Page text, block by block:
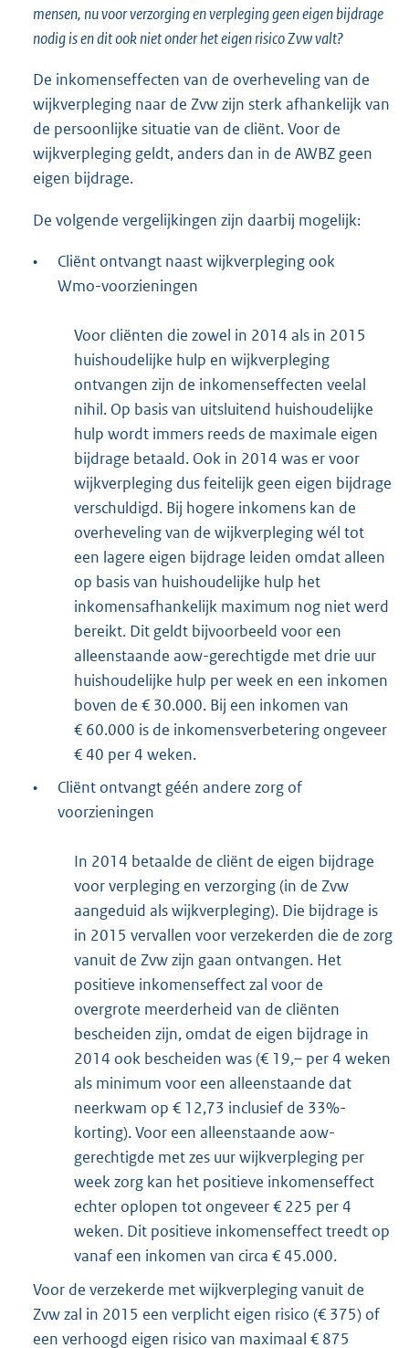
mensen, nu voor verzorging en verpleging geen eigen bijdrage
nodig is en dit ook niet onder het eigen risico Zvw valt?
De inkomenseffecten van de overheveling van de
wijkverpleging naar de Zvw zijn sterk afhankelijk van
de persoonlijke situatie van de cliënt. Voor de
wijkverpleging geldt, anders dan in de AWBZ geen
eigen bijdrage.
De volgende vergelijkingen zijn daarbij mogelijk:
•
Cliënt ontvangt naast wijkverpleging ook
Wmo-voorzieningen
Voor cliënten die zowel in 2014 als in 2015
huishoudelijke hulp en wijkverpleging
ontvangen zijn de inkomenseffecten veelal
nihil. Op basis van uitsluitend huishoudelijke
hulp wordt immers reeds de maximale eigen
bijdrage betaald. Ook in 2014 was er voor
wijkverpleging dus feitelijk geen eigen bijdrage
verschuldigd. Bij hogere inkomens kan de
overheveling van de wijkverpleging wél tot
een lagere eigen bijdrage leiden omdat alleen
op basis van huishoudelijke hulp het
inkomensafhankelijk maximum nog niet werd
bereikt. Dit geldt bijvoorbeeld voor een
alleenstaande aow-gerechtigde met drie uur
huishoudelijke hulp per week en een inkomen
boven de € 30.000. Bij een inkomen van
€ 60.000 is de inkomensverbetering ongeveer
€ 40 per 4 weken.
•
Cliënt ontvangt géén andere zorg of
voorzieningen
In 2014 betaalde de cliënt de eigen bijdrage
voor verpleging en verzorging (in de Zvw
aangeduid als wijkverpleging). Die bijdrage is
in 2015 vervallen voor verzekerden die de zorg
vanuit de Zvw zijn gaan ontvangen. Het
positieve inkomenseffect zal voor de
overgrote meerderheid van de cliënten
bescheiden zijn, omdat de eigen bijdrage in
2014 ook bescheiden was (€ 19,– per 4 weken
als minimum voor een alleenstaande dat
neerkwam op € 12,73 inclusief de 33%-
korting). Voor een alleenstaande aow-
gerechtigde met zes uur wijkverpleging per
week zorg kan het positieve inkomenseffect
echter oplopen tot ongeveer € 225 per 4
weken. Dit positieve inkomenseffect treedt op
vanaf een inkomen van circa € 45.000.
Voor de verzekerde met wijkverpleging vanuit de
Zvw zal in 2015 een verplicht eigen risico (€ 375) of
een verhoogd eigen risico van maximaal € 875